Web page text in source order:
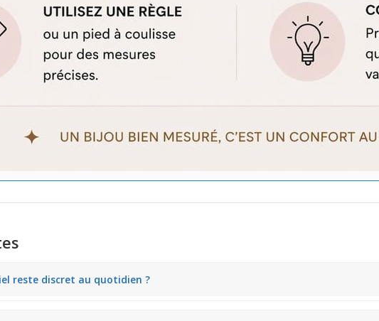
reste discret au quotidien ?